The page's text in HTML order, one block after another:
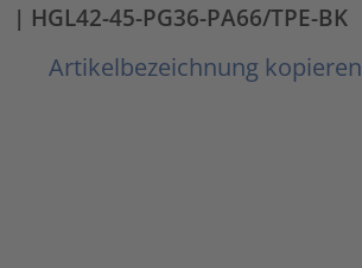
| HGL42-45-PG36-PA66/TPE-BK
Artikelbezeichnung kopieren